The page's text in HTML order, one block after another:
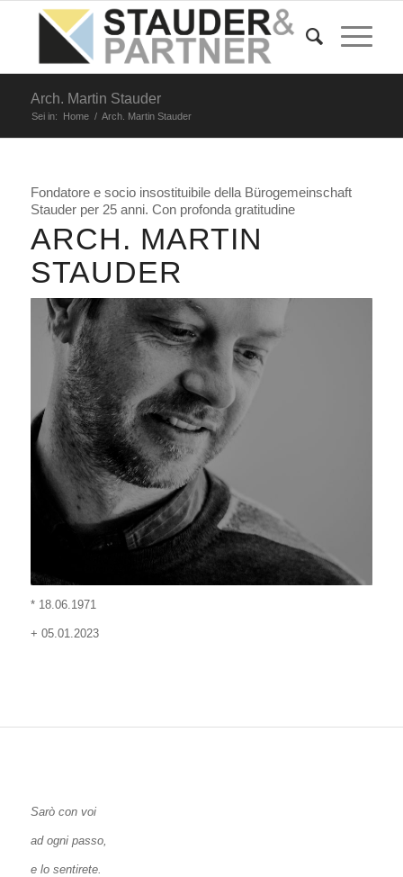
Arch. Martin Stauder
Sei in: Home / Arch. Martin Stauder
Fondatore e socio insostituibile della Bürogemeinschaft
Stauder per 25 anni. Con profonda gratitudine
ARCH. MARTIN
STAUDER
* 18.06.1971
+ 05.01.2023
Sarò con voi
ad ogni passo,
e lo sentirete.